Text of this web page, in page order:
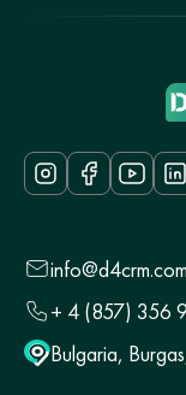
info@d4crm.com
+ 4 (857) 356
Bulgaria,